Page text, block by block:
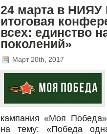
24 марта в
итоговая
всех: единство
поколений»
Март 20th, 2017
кампания «Моя
на тему: «Победа